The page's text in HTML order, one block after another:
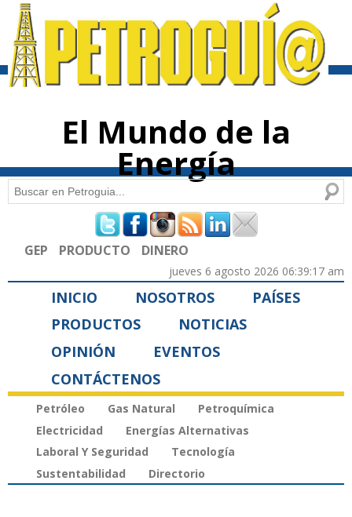
contenido
El Mundo de la
Energía
Formulario de búsqueda
Buscar
GEP PRODUCTO DINERO
jueves 6 agosto 2026 06:39:17 am
INICIO NOSOTROS
PAÍSES
PRODUCTOS
NOTICIAS
OPINIÓN
EVENTOS
CONTÁCTENOS
Petróleo Gas Natural
Petroquímica
Electricidad
Energías Alternativas
Laboral Y Seguridad
Tecnología
Sustentabilidad
Directorio